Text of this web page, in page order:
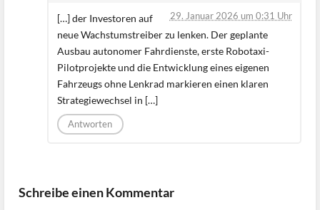
29. Januar 2026 um 0:31 Uhr
[…] der Investoren auf
neue Wachstumstreiber zu lenken. Der geplante
Ausbau autonomer Fahrdienste, erste Robotaxi-
Pilotprojekte und die Entwicklung eines eigenen
Fahrzeugs ohne Lenkrad markieren einen klaren
Strategiewechsel in […]
Antworten
Schreibe einen Kommentar